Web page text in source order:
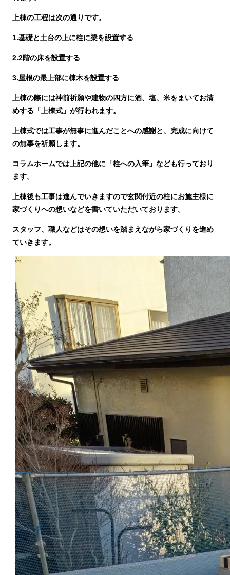
上棟の工程は次の通りです。
1.基礎と土台の上に柱に梁を設置する
2.2階の床を設置する
3.屋根の最上部に棟木を設置する
上棟の際には神前祈願や建物の四方に酒、塩、米をまいてお清
めする「上棟式」が行われます。
上棟式では工事が無事に進んだことへの感謝と、完成に向けて
の無事を祈願します。
コラムホームでは上記の他に「柱への入筆」なども行っており
ます。
上棟後も工事は進んでいきますので玄関付近の柱にお施主様に
家づくりへの想いなどを書いていただいております。
スタッフ、職人などはその想いを踏まえながら家づくりを進め
ていきます。